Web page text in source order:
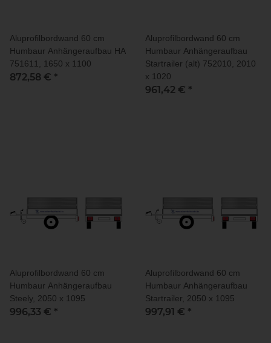
Aluprofilbordwand 60 cm
Humbaur Anhängeraufbau HA
751611, 1650 x 1100
872,58 € *
Aluprofilbordwand 60 cm
Humbaur Anhängeraufbau
Startrailer (alt) 752010, 2010
x 1020
961,42 € *
Aluprofilbordwand 60 cm
Humbaur Anhängeraufbau
Steely, 2050 x 1095
996,33 € *
Aluprofilbordwand 60 cm
Humbaur Anhängeraufbau
Startrailer, 2050 x 1095
997,91 € *